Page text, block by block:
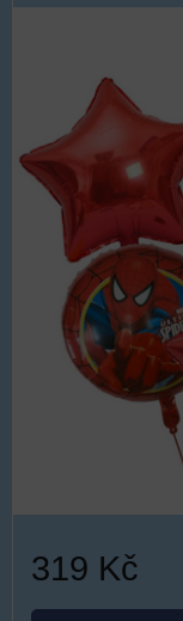
319 Kč